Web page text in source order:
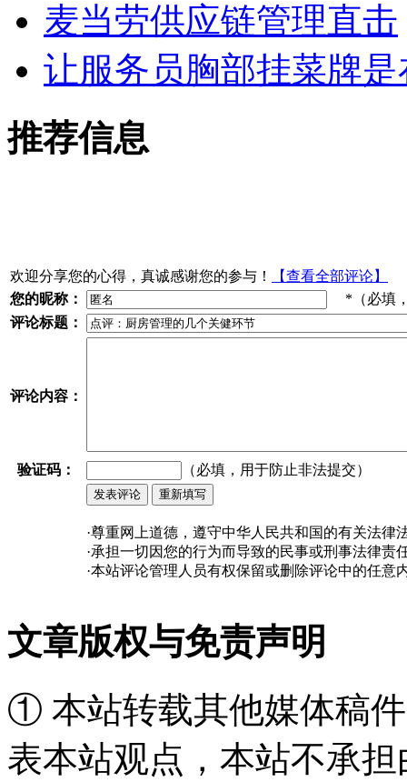
麦当劳供应链管理直击
让服务员胸部挂菜牌
推荐信息
欢迎分享您的心得，真诚感谢您的参与！
【查看全部评论】
您的昵称：
*（必填
评论标题：
评论内容：
验证码： （必填，用于防止非法提交）
·尊重网上道德，遵守中华人民共和国的有关法律
·承担一切因您的行为而导致的民事或刑事法律责
·本站评论管理人员有权保留或删除评论中的任意
文章版权与免责声明
① 本站转载其他媒体稿
表本站观点，本站不承